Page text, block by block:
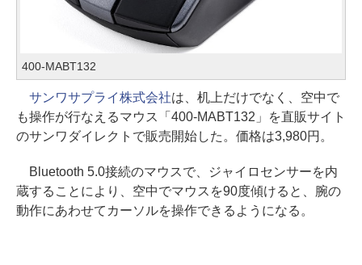
400-MABT132
サンワサプライ株式会社は、机上だけでなく、空中で
も操作が行なえるマウス「400-MABT132」を直販サイト
のサンワダイレクトで販売開始した。価格は3,980円。
Bluetooth 5.0接続のマウスで、ジャイロセンサーを内
蔵することにより、空中でマウスを90度傾けると、腕の
動作にあわせてカーソルを操作できるようになる。